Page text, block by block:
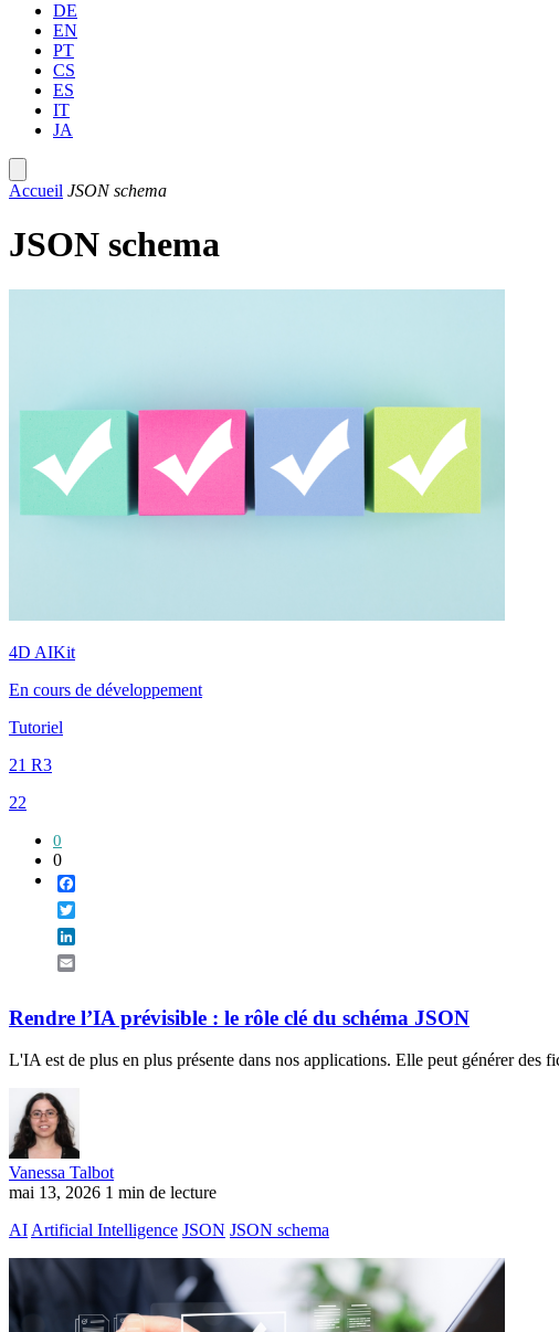
DE
EN
PT
CS
ES
IT
JA
Accueil JSON schema
JSON schema
4D AIKit
En cours de développement
Tutoriel
21 R3
22
0
0
Rendre l’IA prévisible : le rôle clé du schéma JSON
L'IA est de plus en plus présente dans nos applications. Elle peut générer
Vanessa Talbot
mai 13, 2026 1 min de lecture
AI Artificial Intelligence JSON JSON schema